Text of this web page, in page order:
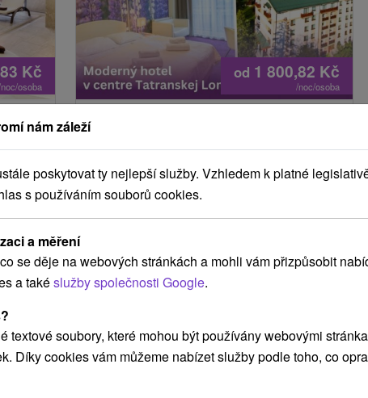
Kč
osoba
s
od 1 800,82 Kč
/noc/osoba
90 / 5 000 Tatry Relax & Fun: Pobyt
centra a zábavou pro celou rodinu
Hotel Slovan★★ ★Tatranská Lomnica
Tatranská Lomnica
Ubytování s polopenzí a neomezeným vstupem
do Relax centra. V ceně je dětský koutek,
nám záleží
poskytovat ty nejlepší služby. Vzhledem k platné
s používáním souborů cookies.
a měření
se děje na webových stránkách a mohli vám přizpůsobit
a takéslužby společnosti Google.
textové soubory, které mohou být používány webovými
Díky cookies vám můžeme nabízet služby podle toho, co